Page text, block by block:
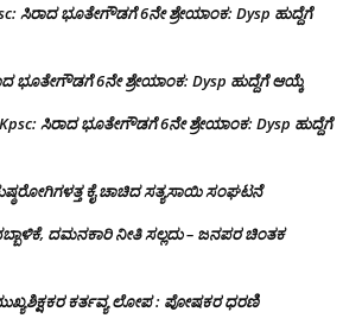
ಸಿರಾದ ಭೂತೇಗೌಡಗೆ 6ನೇ ಶ್ರೇಯಾಂಕ: Dysp ಹುದ್ದೆಗೆ
ಭೂತೇಗೌಡಗೆ 6ನೇ ಶ್ರೇಯಾಂಕ: Dysp ಹುದ್ದೆಗೆ ಆಯ್ಕೆ
Kpsc: ಸಿರಾದ ಭೂತೇಗೌಡಗೆ 6ನೇ ಶ್ರೇಯಾಂಕ: Dysp ಹುದ್ದೆಗೆ
ಕೈ ಚಾಚಿದ ಸತ್ಯಸಾಯಿ ಸಂಘಟನೆ
ದಮನಕಾರಿ ನೀತಿ ಸಲ್ಲದು – ಜನಪರ ಚಿಂತಕ
ಕರ್ತವ್ಯ ಲೋಪ : ಪೋಷಕರ ಧರಣಿ